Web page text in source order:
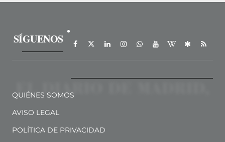
SÍGUENOS
QUIÉNES SOMOS
AVISO LEGAL
POLÍTICA DE PRIVACIDAD